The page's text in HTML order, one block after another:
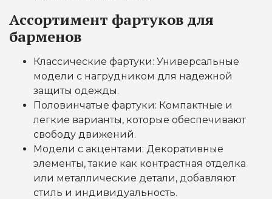
Ассортимент фартуков для
барменов
Классические фартуки: Универсальные
модели с нагрудником для надежной
защиты одежды.
Половинчатые фартуки: Компактные и
легкие варианты, которые обеспечивают
свободу движений.
Модели с акцентами: Декоративные
элементы, такие как контрастная отделка
или металлические детали, добавляют
стиль и индивидуальность.